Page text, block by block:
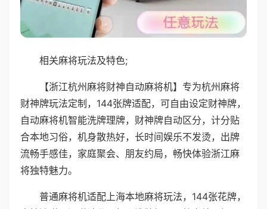
相关麻将玩法及特色;
【浙江杭州麻将财神自动麻将机】专为杭州麻将
财神牌玩法定制，144张牌适配，可自由设定财神牌，
自动麻将机智能洗牌理牌，财神牌自动区分，计分贴
合本地习俗，机身散热好，长时间娱乐不发烫，出牌
流畅手感佳，家庭聚会、朋友约局，畅快体验浙江麻
将独特魅力。
普通麻将机适配上海本地麻将玩法，144张花牌，